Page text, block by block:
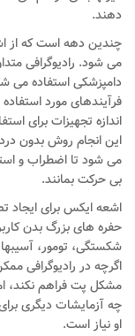
دهند.
چندین دهه است که از
می شود. رادیوگرافی
دامپزشکی استفاده می
فرآیندهای مورد
اندازه تجهیزات برای
این انجام روش بدون
می شود تا اضطراب و
بی حرکت بمانند.
اشعه ایکس برای ایجاد
حفره های بزرگ بدن
شکستگی، تومور،
اگرچه در رادیوگرافی
مشکل پت فراهم نکند،
چه آزمایشات دیگری
او نیاز است.